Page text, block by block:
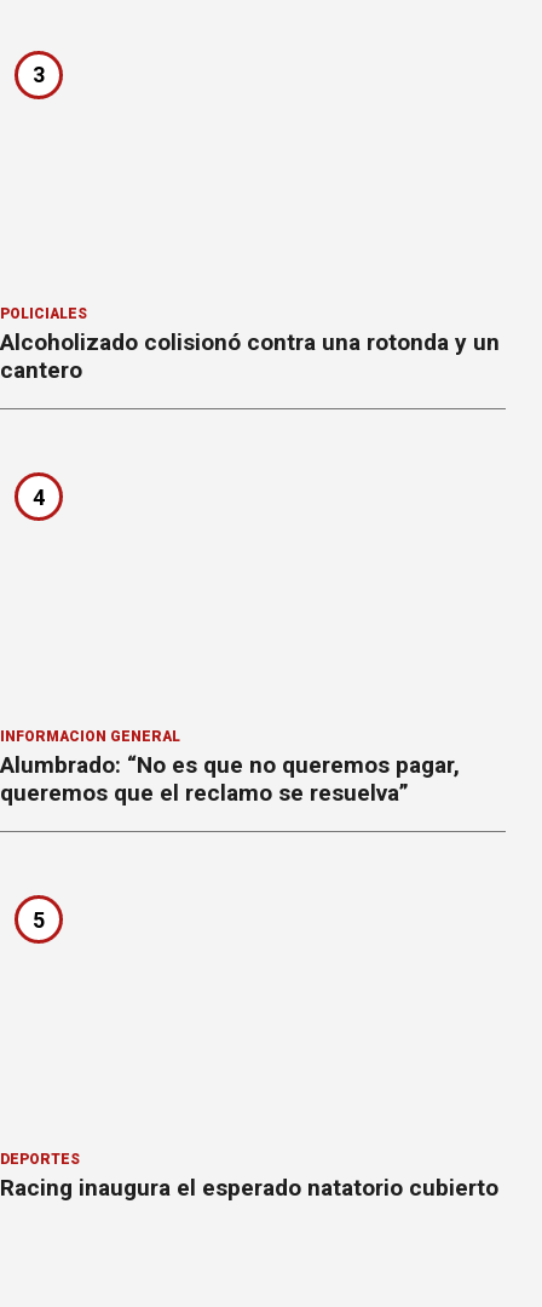
3
POLICIALES
Alcoholizado colisionó contra una rotonda y un
cantero
4
INFORMACION GENERAL
Alumbrado: “No es que no queremos pagar,
queremos que el reclamo se resuelva”
5
DEPORTES
Racing inaugura el esperado natatorio cubierto